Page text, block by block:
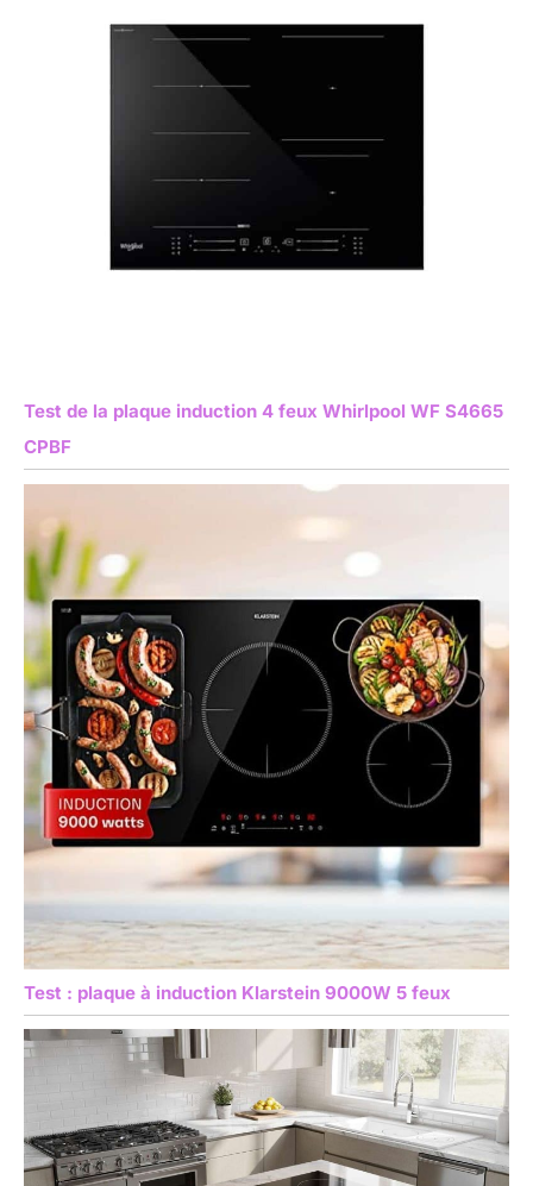
Test de la plaque induction 4 feux Whirlpool WF S4665
CPBF
Test : plaque à induction Klarstein 9000W 5 feux